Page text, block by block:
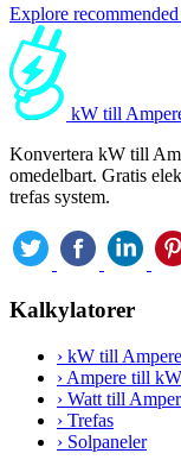
Explore
kW till
Konvertera kW till
omedelbart. Gratis
trefas system.
Kalkylatorer
› kW till Ampere
› Ampere till kW
› Watt till
› Trefas
› Solpaneler